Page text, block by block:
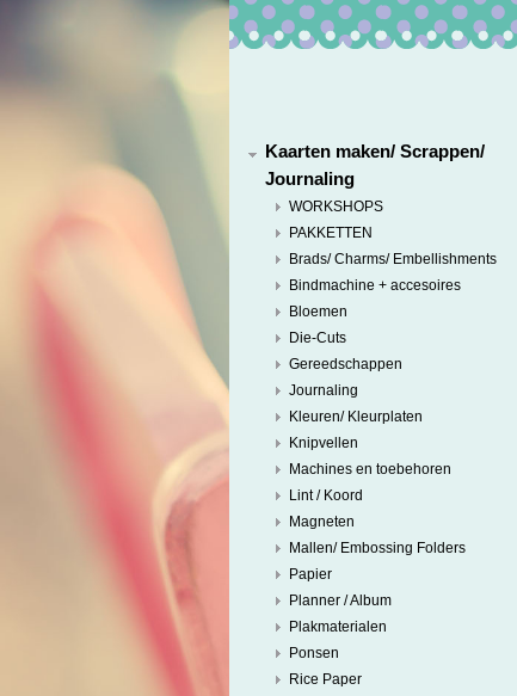
Kaarten maken/ Scrappen/
Journaling
WORKSHOPS
PAKKETTEN
Brads/ Charms/ Embellishments
Bindmachine + accesoires
Bloemen
Die-Cuts
Gereedschappen
Journaling
Kleuren/ Kleurplaten
Knipvellen
Machines en toebehoren
Lint / Koord
Magneten
Mallen/ Embossing Folders
Papier
Planner / Album
Plakmaterialen
Ponsen
Rice Paper